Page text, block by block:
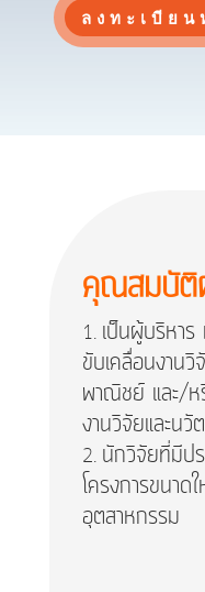
ลงทะเบีย
คุณสมบัติ
เป็นผู้บริหา
ขับเคลื่อนงานวิ
พาณิชย์ และ/ห
งานวิจัยและนวั
นักวิจัยที่มีป
โครงการขนา
อุตสาหกรรม